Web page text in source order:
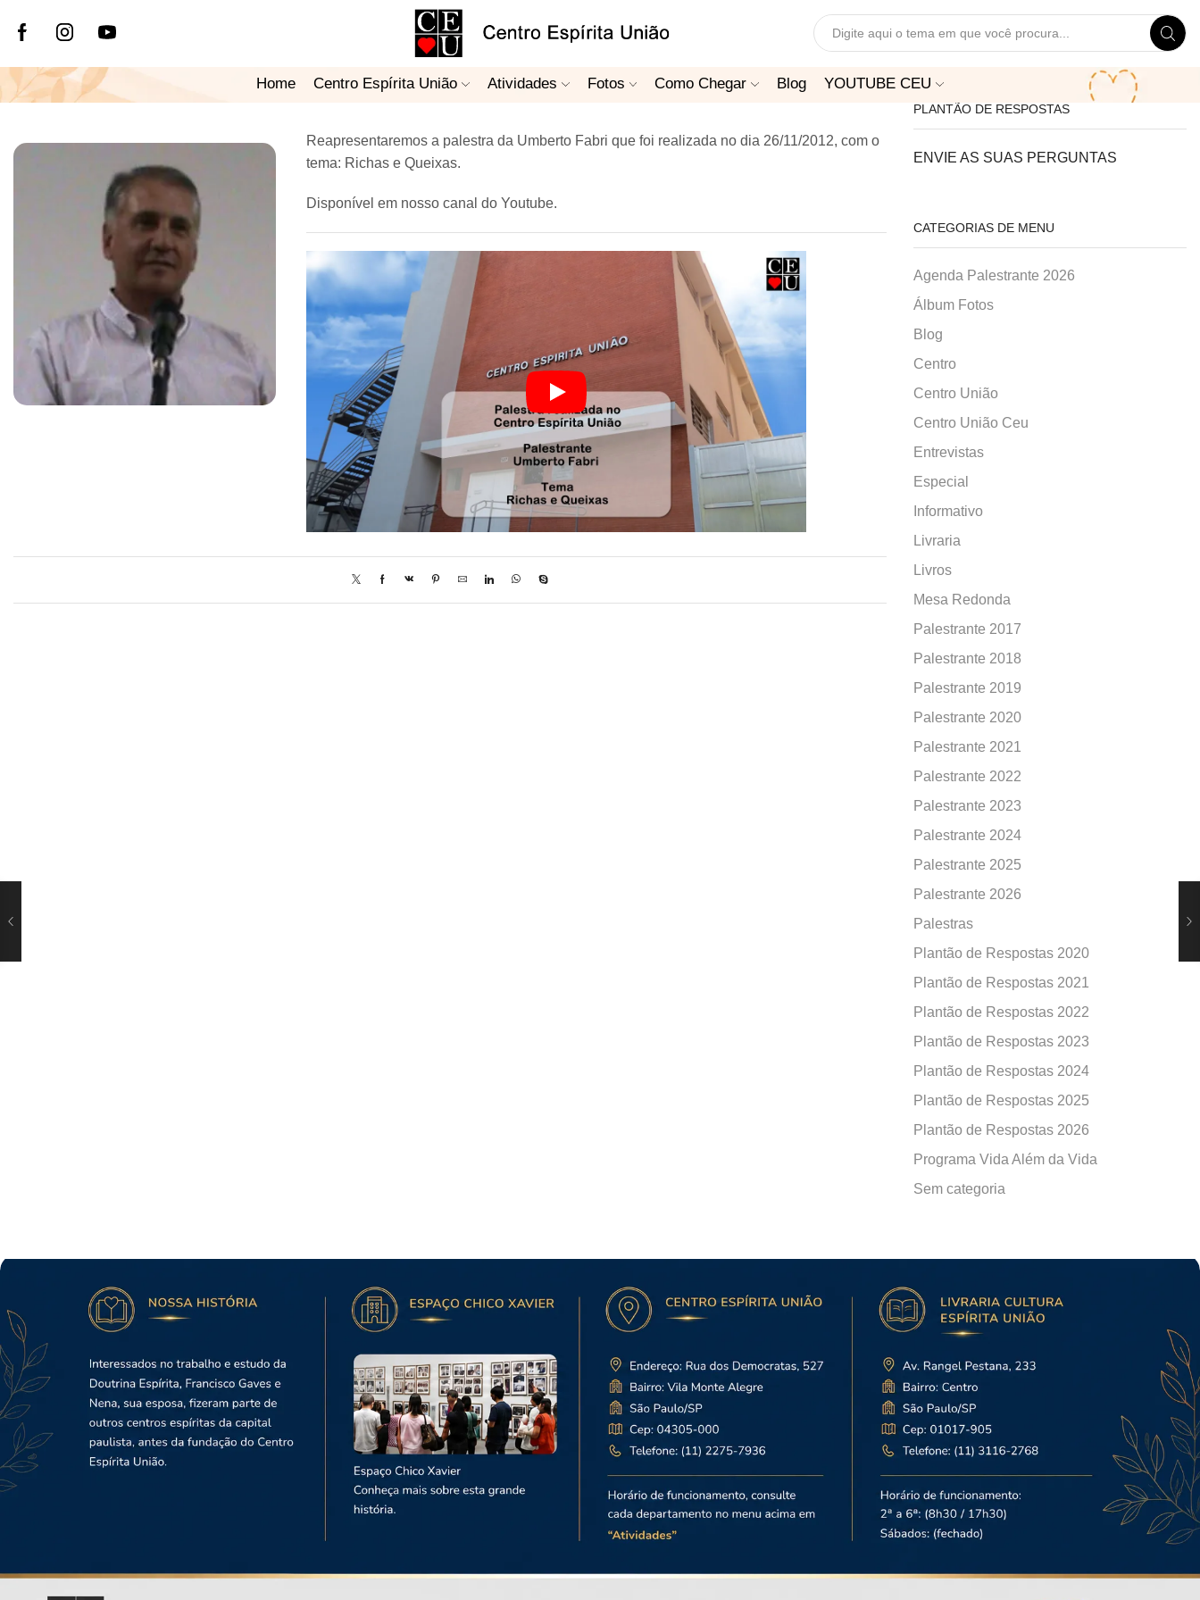
Search
Home Centro Espírita União Atividades Fotos Como Chegar Blog YOUTUBE CEU
Reapresentaremos a palestra da Umberto Fabri que foi realizada no dia 26/11/2012, com o
tema: Richas e Queixas.
Disponível em nosso canal do Youtube.
PLANTÃO DE RESPOSTAS
ENVIE AS SUAS PERGUNTAS
CATEGORIAS DE MENU
Agenda Palestrante 2026
Álbum Fotos
Blog
Centro
Centro União
Centro União Ceu
Entrevistas
Especial
Informativo
Livraria
Livros
Mesa Redonda
Palestrante 2017
Palestrante 2018
Palestrante 2019
Palestrante 2020
Palestrante 2021
Palestrante 2022
Palestrante 2023
Palestrante 2024
Palestrante 2025
Palestrante 2026
Palestras
Plantão de Respostas 2020
Plantão de Respostas 2021
Plantão de Respostas 2022
Plantão de Respostas 2023
Plantão de Respostas 2024
Plantão de Respostas 2025
Plantão de Respostas 2026
Programa Vida Além da Vida
Sem categoria